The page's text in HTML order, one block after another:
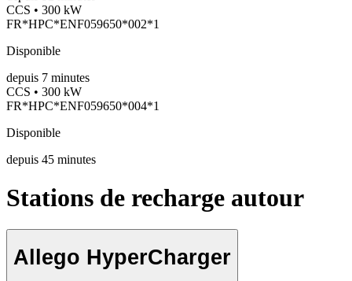
CCS • 300 kW
FR*HPC*ENF059650*002*1
Disponible
depuis 7 minutes
CCS • 300 kW
FR*HPC*ENF059650*004*1
Disponible
depuis 45 minutes
Stations de recharge autour
Allego HyperCharger